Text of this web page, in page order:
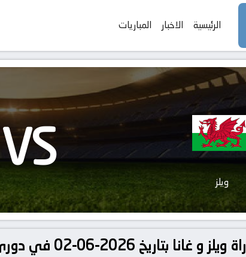
الرئيسية الاخبار المباريات
ويلز VS
06-02 في دوري دولي, مباريات ودية دولية